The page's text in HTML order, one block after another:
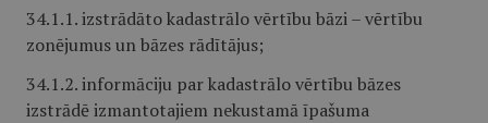
34.1.1. izstrādāto kadastrālo vērtību bāzi – vērtību
zonējumus un bāzes rādītājus;
34.1.2. informāciju par kadastrālo vērtību bāzes
izstrādē izmantotajiem nekustamā īpašuma